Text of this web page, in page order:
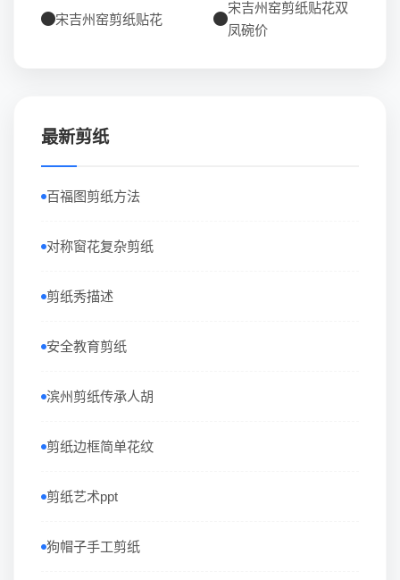
宋吉州窑剪纸贴花
宋吉州窑剪纸贴花双
凤碗价
最新剪纸
百福图剪纸方法
对称窗花复杂剪纸
剪纸秀描述
安全教育剪纸
滨州剪纸传承人胡
剪纸边框简单花纹
剪纸艺术ppt
狗帽子手工剪纸